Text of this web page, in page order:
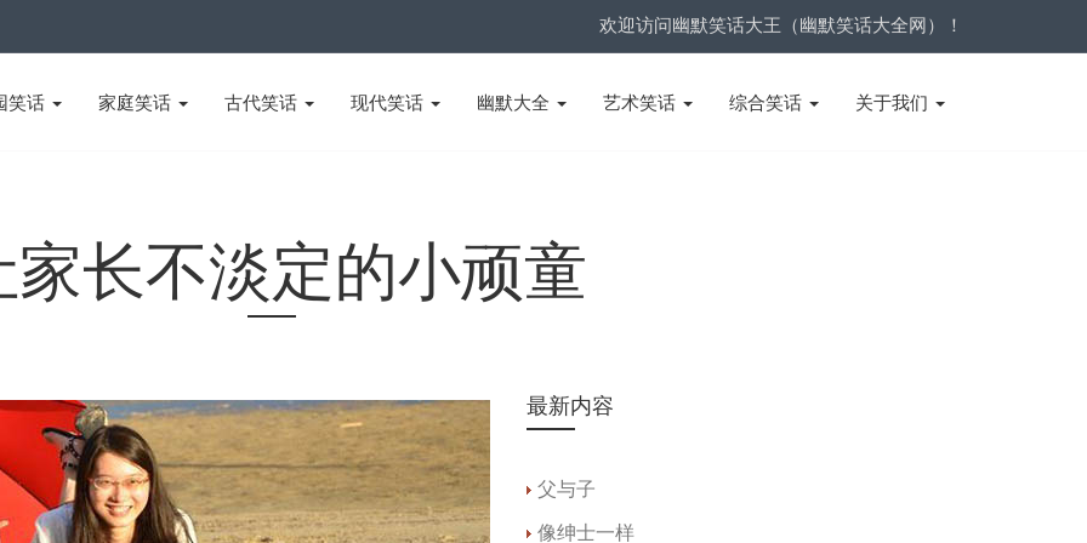
欢迎访问幽默笑话大王（幽默笑话大全网）！
笑话 家庭笑话 古代笑话 现代笑话 幽默大全 艺术笑话 综合笑话 关于我们
家长不淡定的小顽童
最新内容
父与子
像绅士一样